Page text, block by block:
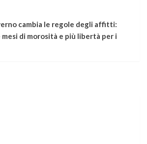
cambia le regole degli affitti:
di morosità e più libertà per i